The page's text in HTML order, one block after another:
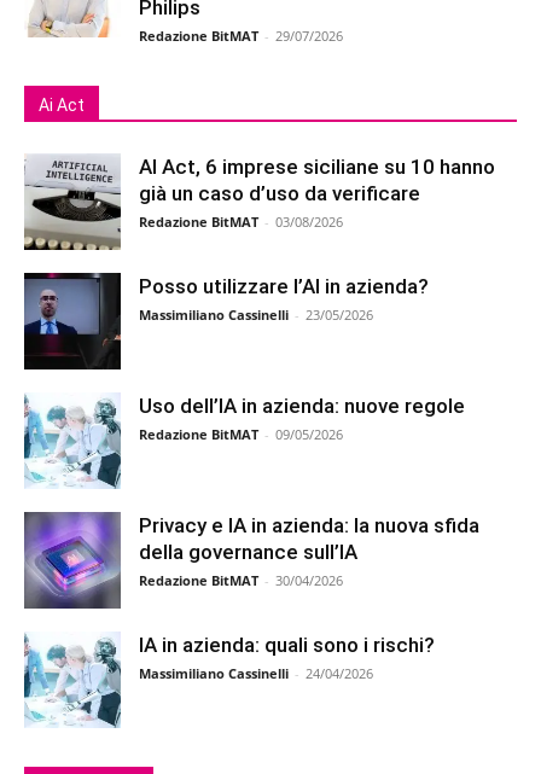
Philips
Redazione BitMAT - 29/07/2026
Ai Act
AI Act, 6 imprese siciliane su 10 hanno
già un caso d’uso da verificare
Redazione BitMAT - 03/08/2026
Posso utilizzare l’AI in azienda?
Massimiliano Cassinelli - 23/05/2026
Uso dell’IA in azienda: nuove regole
Redazione BitMAT - 09/05/2026
Privacy e IA in azienda: la nuova sfida
della governance sull’IA
Redazione BitMAT - 30/04/2026
IA in azienda: quali sono i rischi?
Massimiliano Cassinelli - 24/04/2026